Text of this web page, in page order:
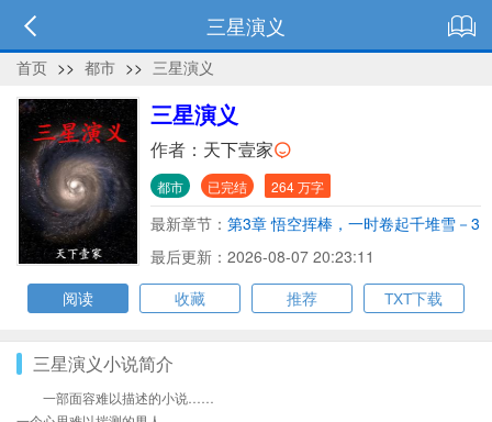
三星演义
首页 >> 都市 >> 三星演义
三星演义
作者： 天下壹家
都市 已完结 264 万字
最新章节： 第3章 悟空挥棒，一时卷起千堆雪－3
最后更新：2026-08-07 20:23:11
阅读
收藏 推荐 TXT下载
三星演义小说简介
一部面容难以描述的小说……